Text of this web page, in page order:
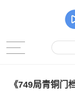
《749局青铜门